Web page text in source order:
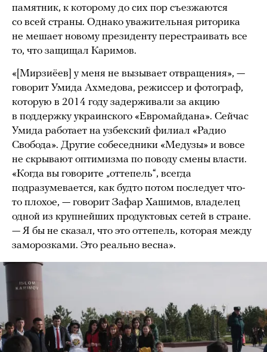
памятник, к которому до сих пор съезжаются
со всей страны. Однако уважительная риторика
не мешает новому президенту перестраивать все
то, что защищал Каримов.
«[Мирзиёев] у меня не вызывает отвращения», —
говорит Умида Ахмедова, режиссер и фотограф,
которую в 2014 году задерживали за акцию
в поддержку украинского «Евромайдана». Сейчас
Умида работает на узбекский филиал «Радио
Свобода». Другие собеседники «Медузы» и вовсе
не скрывают оптимизма по поводу смены власти.
«Когда вы говорите „оттепель“, всегда
подразумевается, как будто потом последует что-
то плохое, — говорит Зафар Хашимов, владелец
одной из крупнейших продуктовых сетей в стране.
— Я бы не сказал, что это оттепель, которая между
заморозками. Это реально весна».